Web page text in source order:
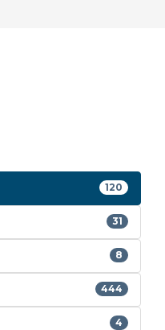
120
31
8
444
4